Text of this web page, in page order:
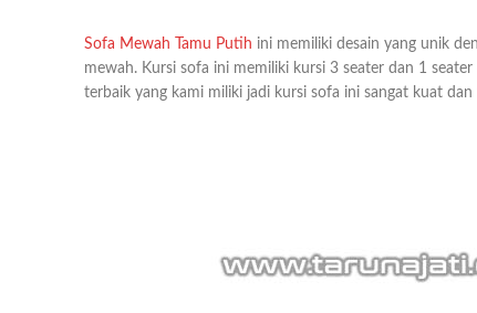
Sofa Mewah Tamu Putih ini memiliki desain yang unik
mewah. Kursi sofa ini memiliki kursi 3 seater dan 1
terbaik yang kami miliki jadi kursi sofa ini sangat kuat